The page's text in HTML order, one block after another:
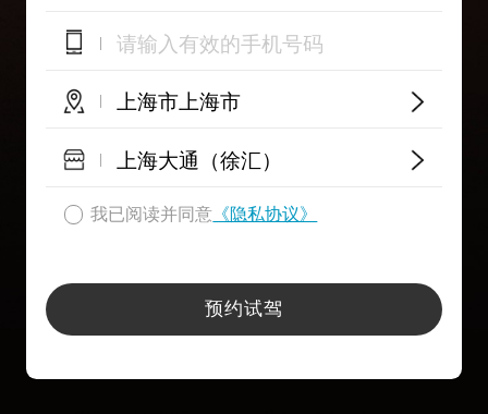
上海市上海市
上海大通（徐汇）
我已阅读并同意 《隐私协议》
预约试驾